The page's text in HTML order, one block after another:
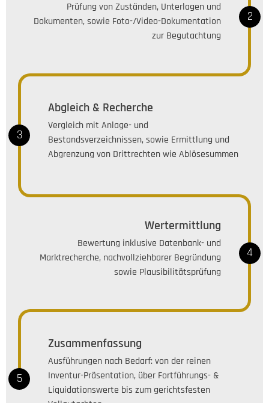
2
Prüfung von Zuständen, Unterlagen und
Dokumenten, sowie Foto-/Video-Dokumentation
zur Begutachtung
3
Abgleich & Recherche
Vergleich mit Anlage- und
Bestandsverzeichnissen, sowie Ermittlung und
Abgrenzung von Drittrechten wie Ablösesummen
4
Wertermittlung
Bewertung inklusive Datenbank- und
Marktrecherche, nachvollziehbarer Begründung
sowie Plausibilitätsprüfung
5
Zusammenfassung
Ausführungen nach Bedarf: von der reinen
Inventur-Präsentation, über Fortführungs- &
Liquidationswerte bis zum gerichtsfesten